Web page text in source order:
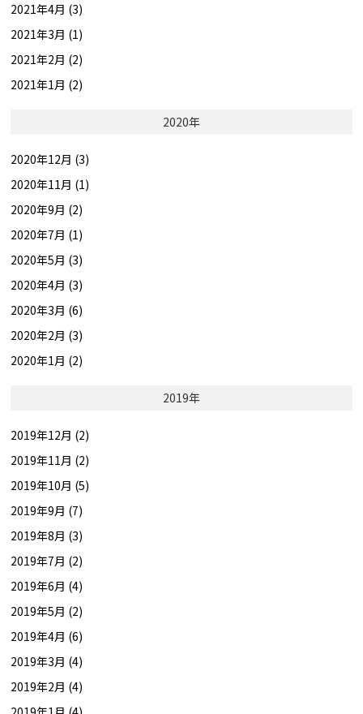
2021年4月 (3)
2021年3月 (1)
2021年2月 (2)
2021年1月 (2)
2020年
2020年12月 (3)
2020年11月 (1)
2020年9月 (2)
2020年7月 (1)
2020年5月 (3)
2020年4月 (3)
2020年3月 (6)
2020年2月 (3)
2020年1月 (2)
2019年
2019年12月 (2)
2019年11月 (2)
2019年10月 (5)
2019年9月 (7)
2019年8月 (3)
2019年7月 (2)
2019年6月 (4)
2019年5月 (2)
2019年4月 (6)
2019年3月 (4)
2019年2月 (4)